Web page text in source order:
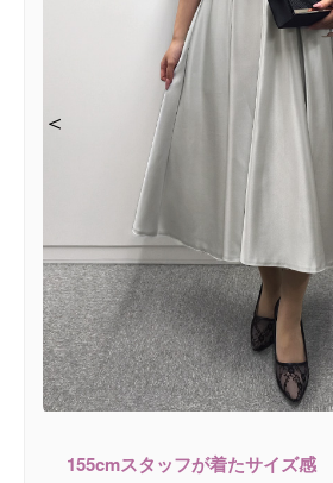
＜
＜
＜
＜
＜
155cmスタッフが着たサイズ感